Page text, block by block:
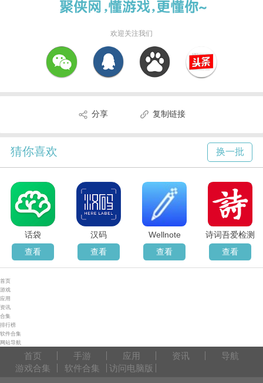
欢迎关注我们
分享 复制链接
猜你喜欢 换一批
话袋
查看
汉码
查看
Wellnote
查看
诗词吾爱检测
查看
首页
游戏
应用
资讯
合集
排行榜
软件合集
网站导航
首页 手游 应用 资讯
导航
游戏合集
软件合集 访问电脑版